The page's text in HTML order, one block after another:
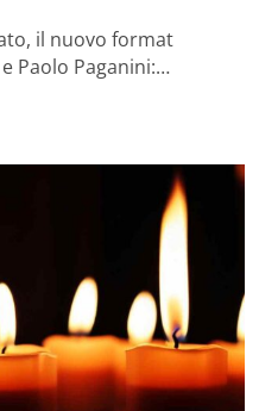
il nuovo format
Paolo Paganini:…